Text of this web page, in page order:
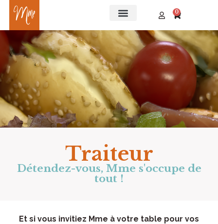
0
Traiteur
Détendez-vous, Mme s'occupe de
tout !
Et si vous invitiez Mme à votre table pour vos